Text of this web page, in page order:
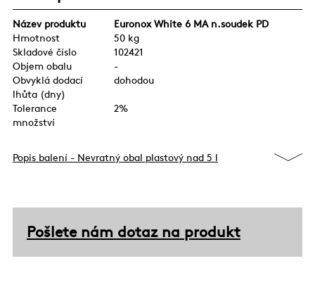
Název produktu
Euronox White 6 MA n.soudek PD
Hmotnost
50 kg
Skladové číslo
102421
Objem obalu
-
Obvyklá dodací
lhůta (dny)
dohodou
Tolerance
množství
2%
Popis balení - Nevratný obal plastový nad 5 l
Pošlete nám dotaz na produkt